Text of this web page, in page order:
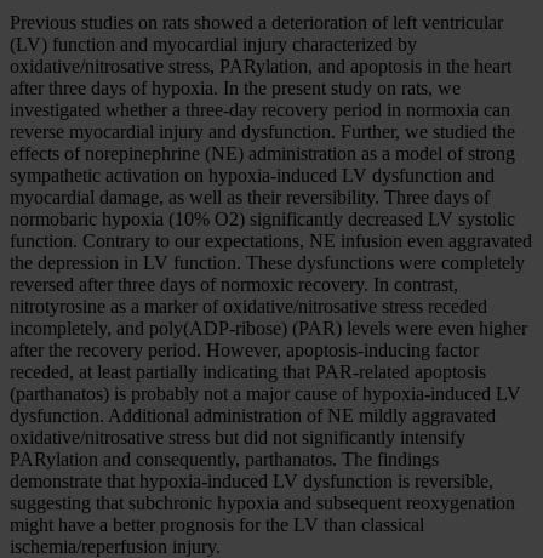
Previous studies on rats showed a deterioration of left ventricular
(LV) function and myocardial injury characterized by
oxidative/nitrosative stress, PARylation, and apoptosis in the heart
after three days of hypoxia. In the present study on rats, we
investigated whether a three-day recovery period in normoxia can
reverse myocardial injury and dysfunction. Further, we studied the
effects of norepinephrine (NE) administration as a model of strong
sympathetic activation on hypoxia-induced LV dysfunction and
myocardial damage, as well as their reversibility. Three days of
normobaric hypoxia (10% O2) significantly decreased LV systolic
function. Contrary to our expectations, NE infusion even aggravated
the depression in LV function. These dysfunctions were completely
reversed after three days of normoxic recovery. In contrast,
nitrotyrosine as a marker of oxidative/nitrosative stress receded
incompletely, and poly(ADP-ribose) (PAR) levels were even higher
after the recovery period. However, apoptosis-inducing factor
receded, at least partially indicating that PAR-related apoptosis
(parthanatos) is probably not a major cause of hypoxia-induced LV
dysfunction. Additional administration of NE mildly aggravated
oxidative/nitrosative stress but did not significantly intensify
PARylation and consequently, parthanatos. The findings
demonstrate that hypoxia-induced LV dysfunction is reversible,
suggesting that subchronic hypoxia and subsequent reoxygenation
might have a better prognosis for the LV than classical
ischemia/reperfusion injury.